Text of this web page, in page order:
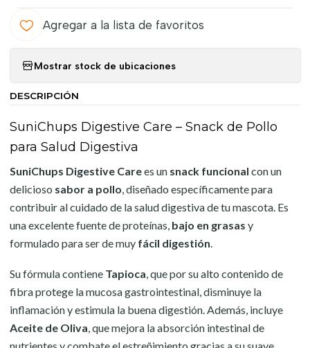
Agregar a la lista de favoritos
Mostrar stock de ubicaciones
DESCRIPCIÓN
SuniChups Digestive Care – Snack de Pollo
para Salud Digestiva
SuniChups Digestive Carees un snack funcional con un
delicioso sabor a pollo, diseñado específicamente para
contribuir al cuidado de la salud digestiva de tu mascota. Es
una excelente fuente de proteínas, bajo en grasas y
formulado para ser de muy fácil digestión.
Su fórmula contiene Tapioca, que por su alto contenido de
fibra protege la mucosa gastrointestinal, disminuye la
inflamación y estimula la buena digestión. Además, incluye
Aceite de Oliva, que mejora la absorción intestinal de